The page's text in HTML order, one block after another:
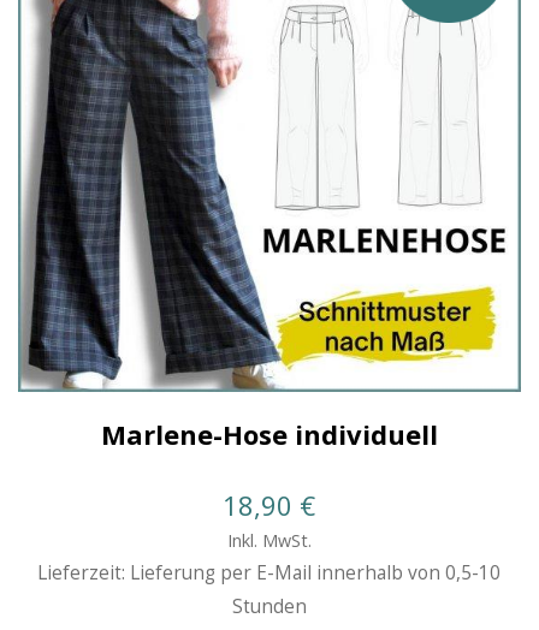
Marlene-Hose individuell
18,90 €
Inkl. MwSt.
Lieferzeit: Lieferung per E-Mail innerhalb von 0,5-10
Stunden